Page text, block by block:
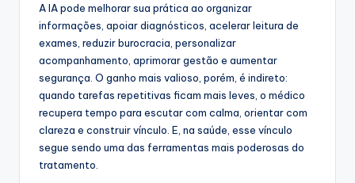
A IA pode melhorar sua prática ao organizar
informações, apoiar diagnósticos, acelerar leitura de
exames, reduzir burocracia, personalizar
acompanhamento, aprimorar gestão e aumentar
segurança. O ganho mais valioso, porém, é indireto:
quando tarefas repetitivas ficam mais leves, o médico
recupera tempo para escutar com calma, orientar com
clareza e construir vínculo. E, na saúde, esse vínculo
segue sendo uma das ferramentas mais poderosas do
tratamento.